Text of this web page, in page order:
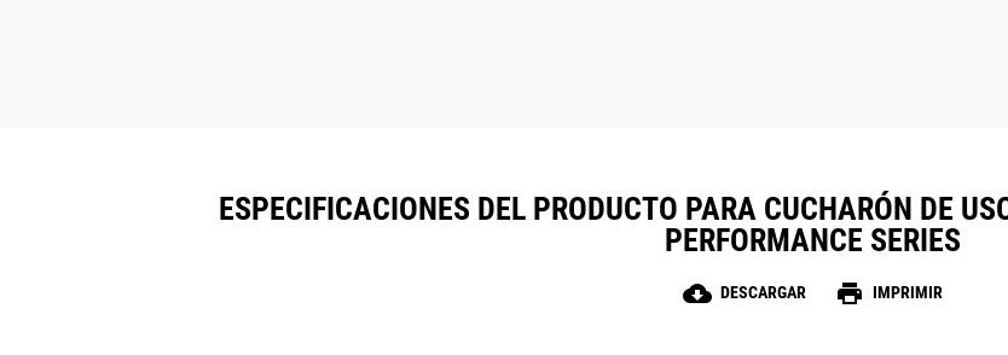
ESPECIFICACIONES DEL PRODUCTO PARA CUCHARÓN DE
PERFORMANCE SERIES
cloud_download DESCARGAR print IMPRIMIR